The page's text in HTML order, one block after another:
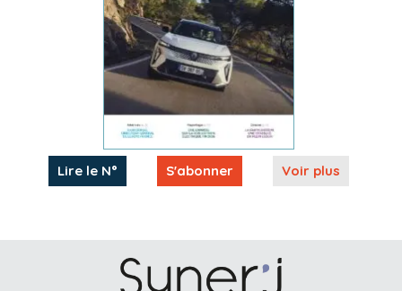
Lire le N° S'abonner Voir plus